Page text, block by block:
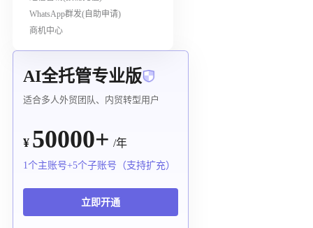
WhatsApp群发(自助申请)
商机中心
AI全托管专业版
适合多人外贸团队、内贸转型用户
¥ 50000+ /年
1个主账号+5个子账号（支持扩充）
立即开通